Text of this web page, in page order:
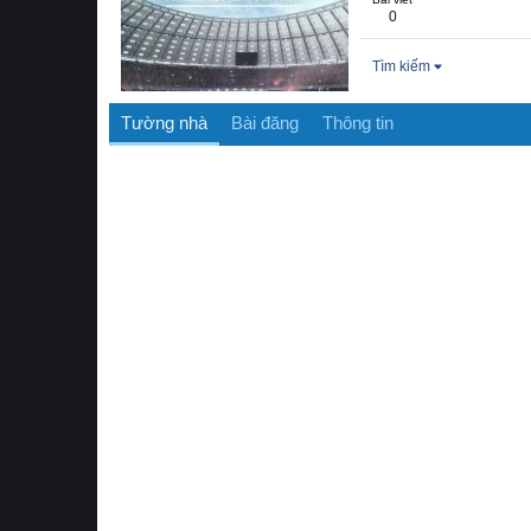
0
Tìm kiếm
Tường nhà Bài đăng Thông tin